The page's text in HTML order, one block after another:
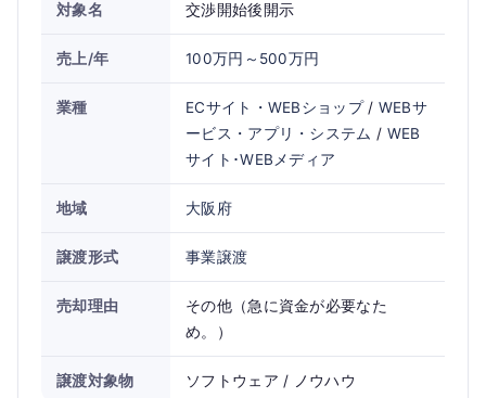
対象名 交渉開始後開示
売上/年 100万円～500万円
業種 ECサイト・WEBショップ/ WEBサ
ービス・アプリ・システム / WEB
サイト･WEBメディア
地域 大阪府
譲渡形式 事業譲渡
売却理由
その他（急に資金が必要なた
め。）
譲渡対象物 ソフトウェア / ノウハウ